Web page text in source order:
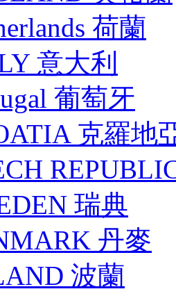
荷蘭
意大利
葡萄牙
克羅地
瑞典
丹麥
波蘭